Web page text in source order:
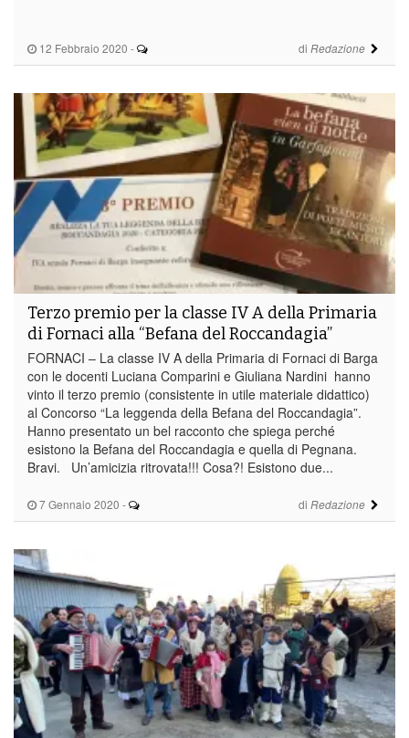
12 Febbraio 2020 - di Redazione
7 Gennaio 2020 - di Redazione
Terzo premio per la classe IV A della Primaria
di Fornaci alla “Befana del Roccandagia”
FORNACI – La classe IV A della Primaria di Fornaci di Barga
con le docenti Luciana Comparini e Giuliana Nardini hanno
vinto il terzo premio (consistente in utile materiale didattico)
al Concorso “La leggenda della Befana del Roccandagia”.
Hanno presentato un bel racconto che spiega perché
esistono la Befana del Roccandagia e quella di Pegnana.
Bravi. Un’amicizia ritrovata!!! Cosa?! Esistono due...